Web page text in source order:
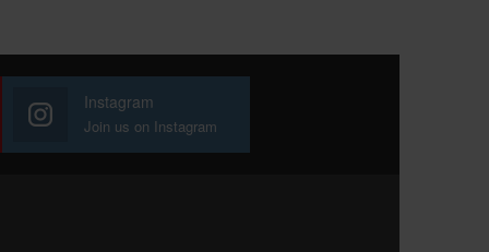
Instagram
Join us on Instagram